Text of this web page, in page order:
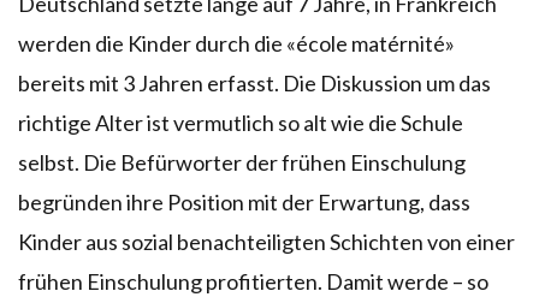
werden die Kinder durch die «école matérnité»
bereits mit 3 Jahren erfasst. Die Diskussion um das
richtige Alter ist vermutlich so alt wie die Schule
selbst. Die Befürworter der frühen Einschulung
begründen ihre Position mit der Erwartung, dass
Kinder aus sozial benachteiligten Schichten von einer
frühen Einschulung profitierten. Damit werde – so